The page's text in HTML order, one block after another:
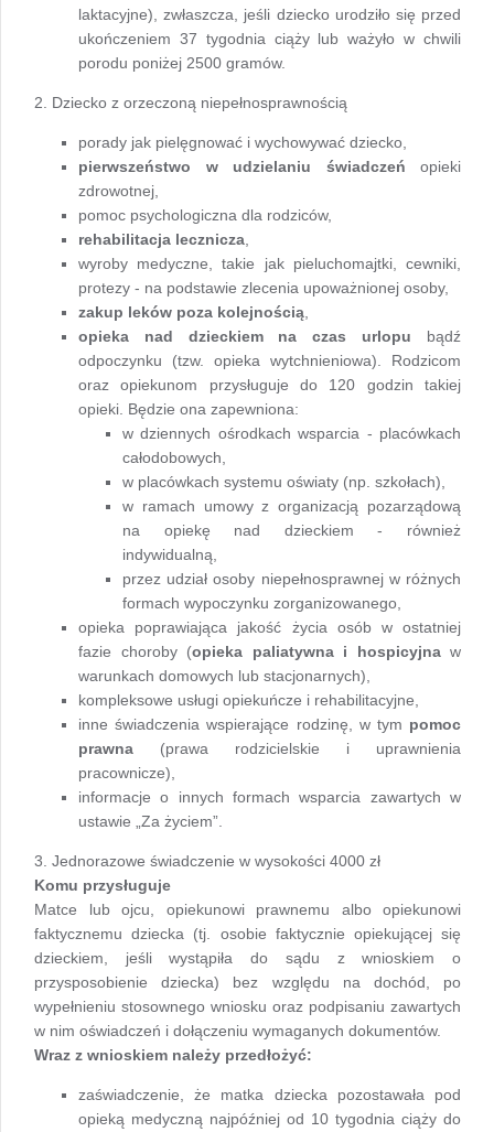
laktacyjne), zwłaszcza, jeśli dziecko urodziło się przed
ukończeniem 37 tygodnia ciąży lub ważyło w chwili
porodu poniżej 2500 gramów.
2. Dziecko z orzeczoną niepełnosprawnością
porady jak pielęgnować i wychowywać dziecko,
pierwszeństwo w udzielaniu świadczeń opieki
zdrowotnej,
pomoc psychologiczna dla rodziców,
rehabilitacja lecznicza
wyroby medyczne, takie jak pieluchomajtki, cewniki,
protezy - na podstawie zlecenia upoważnionej osoby,
zakup leków poza kolejnością
opieka nad dzieckiem na czas urlopu bądź
odpoczynku (tzw. opieka wytchnieniowa). Rodzicom
oraz opiekunom przysługuje do 120 godzin takiej
opieki. Będzie ona zapewniona:
w dziennych ośrodkach wsparcia - placówkach
całodobowych,
w placówkach systemu oświaty (np. szkołach),
w ramach umowy z organizacją pozarządową
na opiekę nad dzieckiem - również
indywidualną,
przez udział osoby niepełnosprawnej w różnych
formach wypoczynku zorganizowanego,
opieka poprawiająca jakość życia osób w ostatniej
fazie choroby (opieka paliatywna i hospicyjna w
warunkach domowych lub stacjonarnych),
kompleksowe usługi opiekuńcze i rehabilitacyjne,
inne świadczenia wspierające rodzinę, w tym pomoc
prawna (prawa rodzicielskie i uprawnienia
pracownicze),
informacje o innych formach wsparcia zawartych w
ustawie „Za życiem”.
3. Jednorazowe świadczenie w wysokości 4000 zł
Komu przysługuje
Matce lub ojcu, opiekunowi prawnemu albo opiekunowi
faktycznemu dziecka (tj. osobie faktycznie opiekującej się
dzieckiem, jeśli wystąpiła do sądu z wnioskiem o
przysposobienie dziecka) bez względu na dochód, po
wypełnieniu stosownego wniosku oraz podpisaniu zawartych
w nim oświadczeń i dołączeniu wymaganych dokumentów.
Wraz z wnioskiem należy przedłożyć:
zaświadczenie, że matka dziecka pozostawała pod
opieką medyczną najpóźniej od 10 tygodnia ciąży do